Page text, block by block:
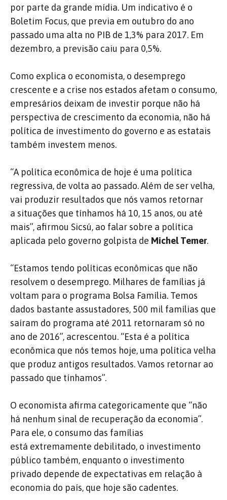
por parte da grande mídia. Um indicativo é o
Boletim Focus, que previa em outubro do ano
passado uma alta no PIB de 1,3% para 2017. Em
dezembro, a previsão caiu para 0,5%.
Como explica o economista, o desemprego
crescente e a crise nos estados afetam o consumo,
empresários deixam de investir porque não há
perspectiva de crescimento da economia, não há
política de investimento do governo e as estatais
também investem menos.
“A política econômica de hoje é uma política
regressiva, de volta ao passado. Além de ser velha,
vai produzir resultados que nós vamos retornar
a situações que tínhamos há 10, 15 anos, ou até
mais”, afirmou Sicsú, ao falar sobre a política
aplicada pelo governo golpista de Michel Temer.
“Estamos tendo políticas econômicas que não
resolvem o desemprego. Milhares de famílias já
voltam para o programa Bolsa Família. Temos
dados bastante assustadores, 500 mil famílias que
saíram do programa até 2011 retornaram só no
ano de 2016”, acrescentou. “Esta é a política
econômica que nós temos hoje, uma política velha
que produz antigos resultados. Vamos retornar ao
passado que tínhamos”.
O economista afirma categoricamente que “não
há nenhum sinal de recuperação da economia”.
Para ele, o consumo das famílias
está extremamente debilitado, o investimento
público também, enquanto o investimento
privado depende de expectativas em relação à
economia do país, que hoje são cadentes.